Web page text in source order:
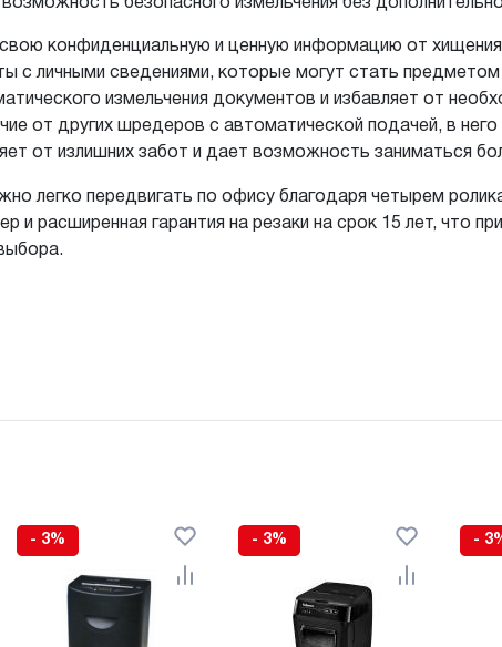
безопасного измельчения без
конфиденциальную и ценную информацию от
с личными сведениями, которые могут стать
измельчения документов и избавляет от
от других шредеров с автоматической подачей, в
от излишних забот и дает возможность заниматься
легко передвигать по офису благодаря четырем
и расширенная гарантия на резаки на срок 15 лет, что
- 3% - 3% -